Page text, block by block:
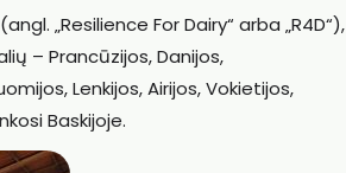
„Resilience For Dairy“ arba „R4D“),
– Prancūzijos, Danijos,
Lenkijos, Airijos, Vokietijos,
Baskijoje.